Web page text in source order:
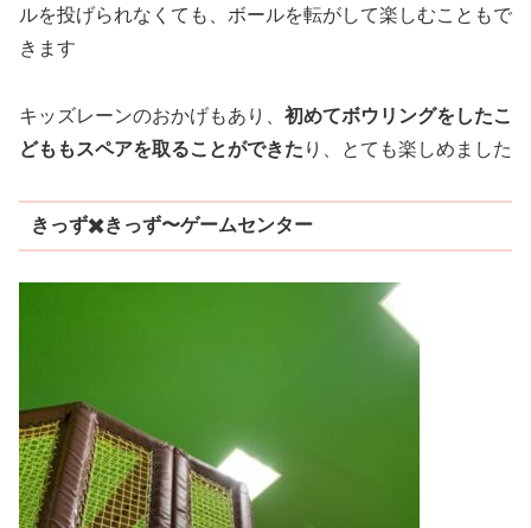
ルを投げられなくても、ボールを転がして楽しむこともで
きます
キッズレーンのおかげもあり、 初めてボウリングをしたこ
どももスペアを取ることができた り、とても楽しめました
きっず✖️きっず〜ゲームセンター